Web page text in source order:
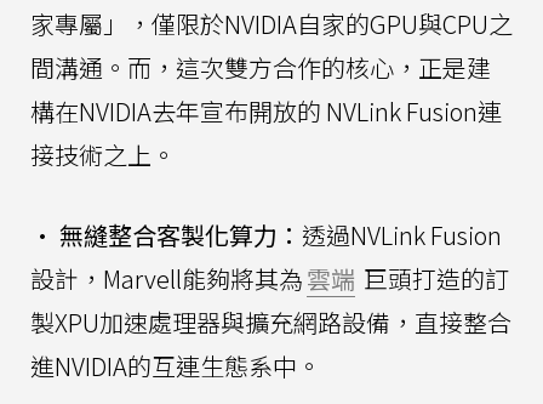
家專屬」，僅限於NVIDIA自家的GPU與CPU之
間溝通。而，這次雙方合作的核心，正是建
構在NVIDIA去年宣布開放的 NVLink Fusion連
接技術之上。
• 無縫整合客製化算力： 透過NVLink Fusion
設計，Marvell能夠將其為雲端 巨頭打造的訂
製XPU加速處理器與擴充網路設備，直接整合
進NVIDIA的互連生態系中。